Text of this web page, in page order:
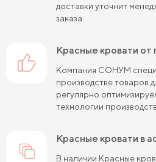
Кровати шириной 140 см
Высокие кровати Низкие
Кровати длиной 180 см
Кровати длиной 200 см
Кровати 90х180 см
доставки уточнит
заказа.
Красные кровати
Компания СОНУМ
производстве товаров
регулярно
технологии
Красные кровати в
В наличии Красные